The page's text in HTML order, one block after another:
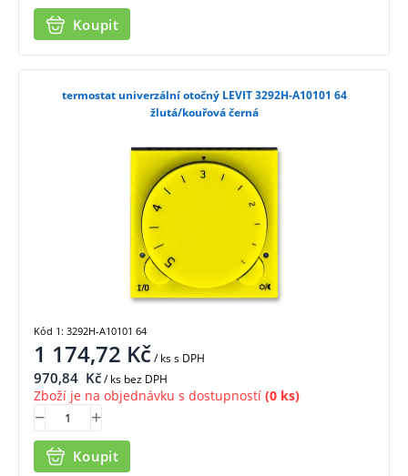
Koupit
termostat univerzální otočný LEVIT 3292H-A10101 64
žlutá/kouřová černá
1 174,72 Kč/ kss DPH
970,84 Kč/ ks bez DPH
Zboží je na objednávku s dostupností (0 ks)
Koupit
Kód 1: 3292H-A10101 64